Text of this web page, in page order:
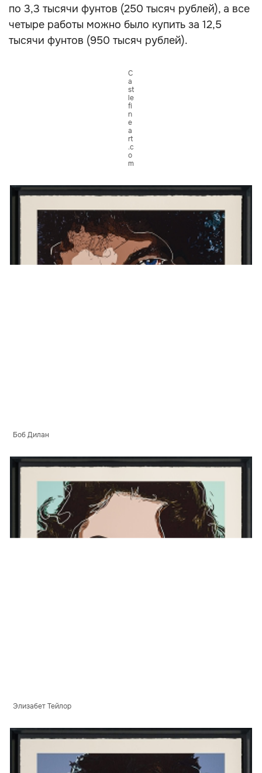
по 3,3 тысячи фунтов (250 тысяч рублей), а все
четыре работы можно было купить за 12,5
тысячи фунтов (950 тысяч рублей).
C
a
st
le
fi
n
e
a
rt
.c
o
m
Боб Дилан
Элизабет Тейлор